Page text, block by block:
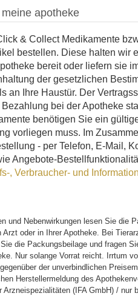
apotheke
& Collect Medikamente
bestellen. Diese halten wir
bereit oder liefern sie
der gesetzlichen
an Ihre Haustür. Der
bei der Apotheke
benötigen Sie ein
vorliegen muss. Im
- per Telefon, E-Mail,
Angebote-
, Verbraucher- und
und Nebenwirkungen lesen Sie die
oder in Ihrer Apotheke. Bei
die Packungsbeilage und fragen
Nur solange Vorrat reicht. Irrtum
der unverbindlichen
Herstellermeldung des
(IFA GmbH) / nur